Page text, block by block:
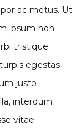
ac metus. Ut
ipsum non
tristique
egestas.
justo
interdum
vitae